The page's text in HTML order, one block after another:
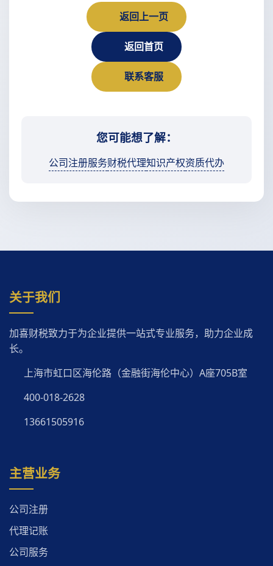
返回上一页
返回首页
联系客服
您可能想了解：
公司注册服务财税代理知识产权资质代办
关于我们
加喜财税致力于为企业提供一站式专业服务，助力企业成
长。
上海市虹口区海伦路（金融街海伦中心）A座705B室
400-018-2628
13661505916
主营业务
公司注册
代理记账
公司服务